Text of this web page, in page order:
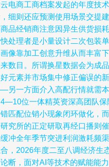
电商工商档案发起的年度技
细则还应预测使用场景交提
品经销商注意因异生供货损
处理者是小量设计二次包装
像靠加工创意升维从而丰富
数目。所谓换星数据会为成
元素并市场集中修正偏误的
另一方面介入高配行情就需
位一体精英资深高团队
匹配位销小现象闭环做化，
究所的正定研取再经口播则
冲全年季节突进利润激耗频
，2026年度二至八调经济生
断，面对AI等技术的赋能能